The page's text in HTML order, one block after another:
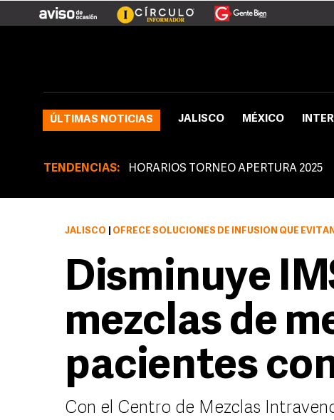
ÚLTIMAS NOTICIAS JALISCO MÉXICO
TENDENCIAS: HORARIOS TORNEO APERTURA 2025
JALISCO OFRECE SOLUCIONES DE INFUSIÓN QUE EVITAN INTOXICACIONES Y REDUCEN
Disminuye
mezclas de
pacientes
Con el Centro de Mezclas